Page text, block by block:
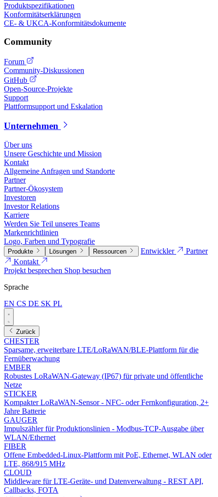
Produktspezifikationen
Konformitätserklärungen
CE- & UKCA-Konformitätsdokumente
Community
Forum
Community-Diskussionen
GitHub
Open-Source-Projekte
Support
Plattformsupport und Eskalation
Unternehmen
Über uns
Unsere Geschichte und Mission
Kontakt
Allgemeine Anfragen und Standorte
Partner
Partner-Ökosystem
Investoren
Investor Relations
Karriere
Werden Sie Teil unseres Teams
Markenrichtlinien
Logo, Farben und Typografie
Produkte Lösungen Ressourcen Entwickler
Partner
Kontakt
Projekt besprechen Shop besuchen
Sprache
EN CS DE SK PL
Zurück
CHESTER
Sparsame, erweiterbare LTE/LoRaWAN/BLE-Plattform für die
Fernüberwachung
EMBER
Robustes LoRaWAN-Gateway (IP67) für private und öffentliche
Netze
STICKER
Kompakter LoRaWAN-Sensor - NFC- oder Fernkonfiguration, 2+
Jahre Batterie
GAUGER
Impulszähler für Produktionslinien - Modbus-TCP-Ausgabe über
WLAN/Ethernet
FIBER
Offene Embedded-Linux-Plattform mit PoE, Ethernet, WLAN oder
LTE, 868/915 MHz
CLOUD
Middleware für LTE-Geräte- und Datenverwaltung - REST API,
Callbacks, FOTA